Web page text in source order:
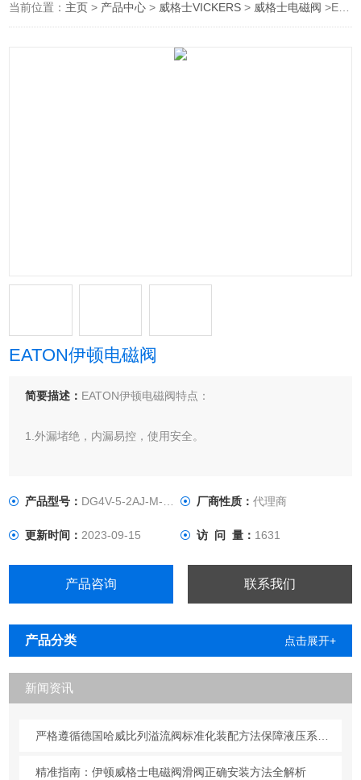
当前位置： 主页 > 产品中心 > 威格士VICKERS > 威格士电磁阀 >EATON伊顿电磁阀
EATON伊顿电磁阀
简要描述： EATON伊顿电磁阀特点：
1.外漏堵绝，内漏易控，使用安全。
产品型号： DG4V-5-2AJ-M-U-H7-22 厂商性质： 代理商
更新时间：2023-09-15 访 问 量： 1631
产品咨询 联系我们
产品分类 点击展开+
新闻资讯
严格遵循德国哈威比列溢流阀标准化装配方法保障液压系统压力调控精准可靠
精准指南：伊顿威格士电磁阀滑阀正确安装方法全解析